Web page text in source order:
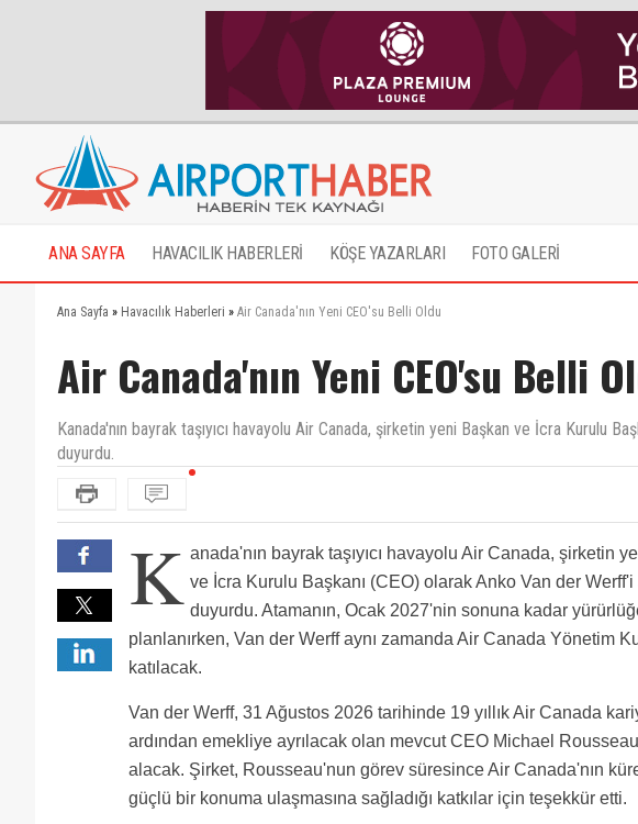
ANA SAYFA HAVACILIK HABERLERİ KÖŞE YAZARLARI FOTO GALERİ
Ana Sayfa » Havacılık Haberleri » Air Canada'nın Yeni CEO'su Belli Oldu
Air Canada'nın Yeni CEO'su Belli
Kanada'nın bayrak taşıyıcı havayolu Air Canada, şirketin yeni Başkan ve İcra Kurulu
duyurdu.
K anada'nın bayrak taşıyıcı havayolu Air Canada, şirketin
ve İcra Kurulu Başkanı (CEO) olarak Anko Van der Werff'i
duyurdu. Atamanın, Ocak 2027'nin sonuna kadar
planlanırken, Van der Werff aynı zamanda Air Canada Yönetim
katılacak.
Van der Werff, 31 Ağustos 2026 tarihinde 19 yıllık Air Canada
ardından emekliye ayrılacak olan mevcut CEO Michael
alacak. Şirket, Rousseau'nun görev süresince Air Canada'nın
güçlü bir konuma ulaşmasına sağladığı katkılar için teşekkür etti.